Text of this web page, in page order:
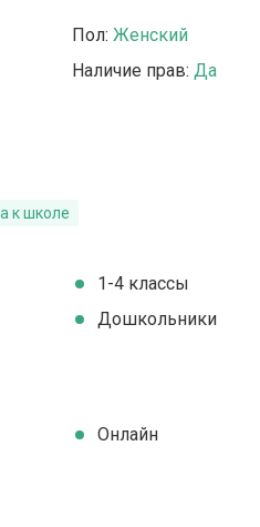
Пол: Женский
Наличие прав: Да
к школе
1-4 классы
Дошкольники
Онлайн